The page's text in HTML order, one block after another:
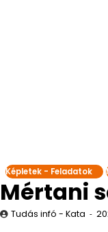
Képletek - Feladatok
Mértani
Tudás infó - Kata